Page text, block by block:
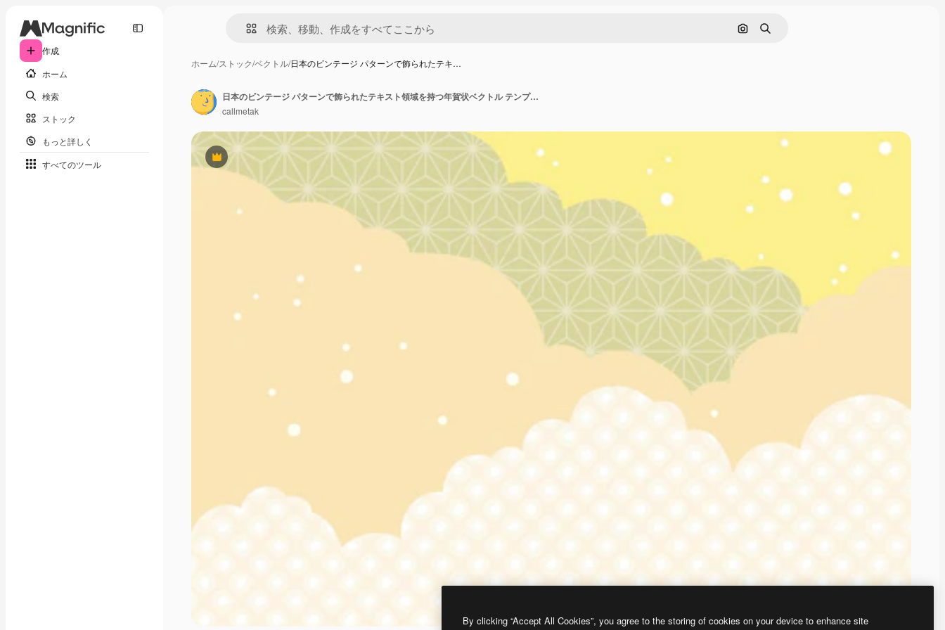
作成
ホーム
検索
ストック
もっと詳しく
すべてのツール
画像で検索
検索
ホーム/ストック/ベクトル/日本のビンテージ パターンで飾られたテキ…
Premium
日本のビンテージ パターンで飾られたテキスト領域を持つ年賀状ベクトル テンプレート。
callmetak
By clicking “Accept All Cookies”, you agree to the storing of cookies on your device to enhance site